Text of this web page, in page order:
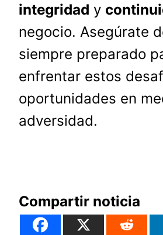
integridad y
negocio. Asegúrate
siempre preparado
enfrentar estos
oportunidades en
adversidad.
Compartir noticia